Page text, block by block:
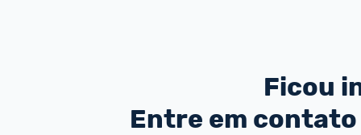
Ficou
Entre em contato